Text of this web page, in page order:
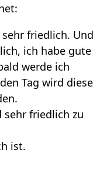
friedlich. Und
ich habe gute
werde ich
Tag wird diese
sehr friedlich zu
ist.